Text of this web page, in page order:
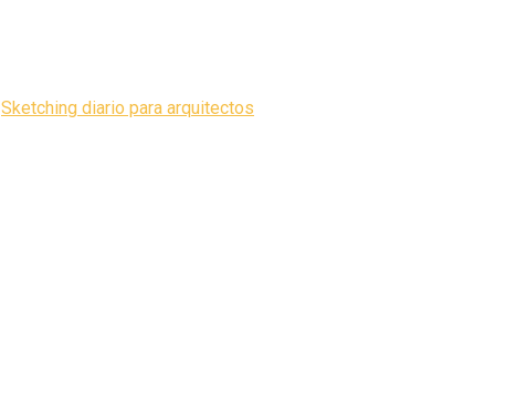
Sketching diario para arquitectos